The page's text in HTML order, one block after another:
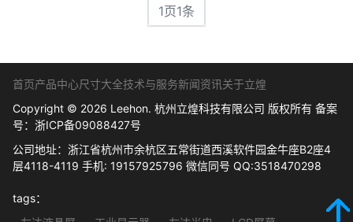
1页1条
首页产品中心尺寸大全技术与服务新闻资讯关于立煌
Copyright © 2026 Leehon. 杭州立煌科技有限公司 版权所有 备案
号： 浙ICP备09088427号
公司地址：浙江省杭州市余杭区五常街道西溪软件园金牛座B2座4
层4118-4119 手机: 19157925796 微信同号 QQ:3518470298
tags：